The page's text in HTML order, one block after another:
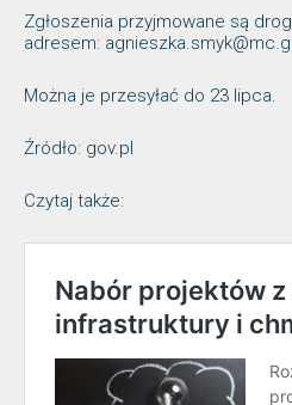
Zgłoszenia przyjmowane są
adresem:
Można je przesyłać do 23 lipca.
Źródło: gov.pl
Czytaj także: